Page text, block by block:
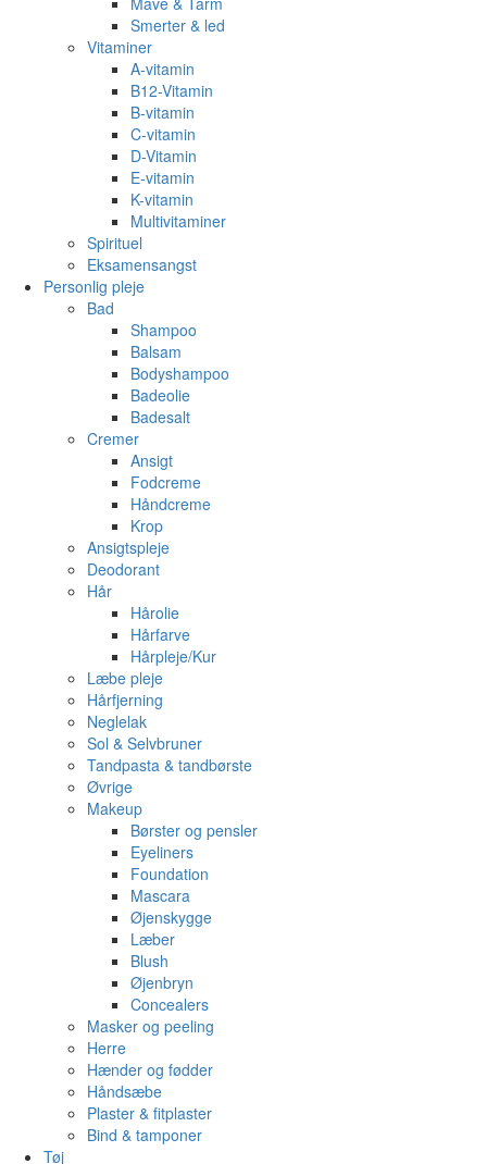
Smerter & led
Vitaminer
A-vitamin
B12-Vitamin
B-vitamin
C-vitamin
D-Vitamin
E-vitamin
K-vitamin
Multivitaminer
Spirituel
Eksamensangst
Personlig pleje
Bad
Shampoo
Balsam
Bodyshampoo
Badeolie
Badesalt
Cremer
Ansigt
Fodcreme
Håndcreme
Krop
Ansigtspleje
Deodorant
Hår
Hårolie
Hårfarve
Hårpleje/Kur
Læbe pleje
Hårfjerning
Neglelak
Sol & Selvbruner
Tandpasta & tandbørste
Øvrige
Makeup
Børster og pensler
Eyeliners
Foundation
Mascara
Øjenskygge
Læber
Blush
Øjenbryn
Concealers
Masker og peeling
Herre
Hænder og fødder
Håndsæbe
Plaster & fitplaster
Bind & tamponer
Tøj